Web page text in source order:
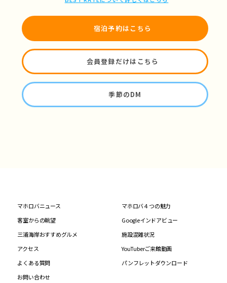
宿泊予約はこちら
会員登録だけはこちら
季節のDM
マホロバニュース
マホロバ４つの魅力
客室からの眺望
Googleインドアビュー
三浦海岸おすすめグルメ
施設混雑状況
アクセス
YouTuberご来館動画
よくある質問
パンフレットダウンロード
お問い合わせ